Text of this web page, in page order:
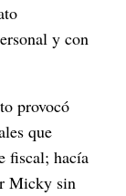
y con
provocó
que
fiscal; hacía
Micky sin